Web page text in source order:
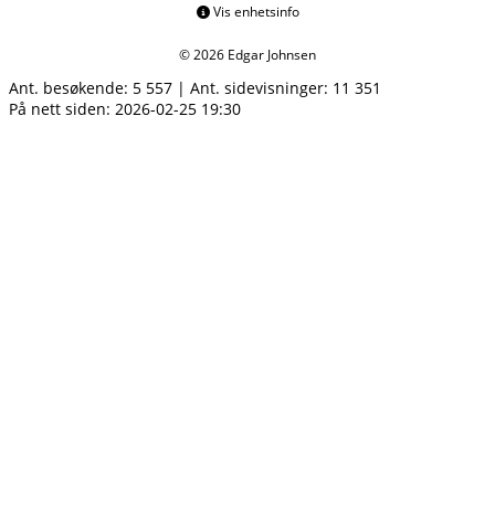
Vis enhetsinfo
© 2026 Edgar Johnsen
Ant. besøkende: 5 557 | Ant. sidevisninger: 11 351
På nett siden: 2026-02-25 19:30